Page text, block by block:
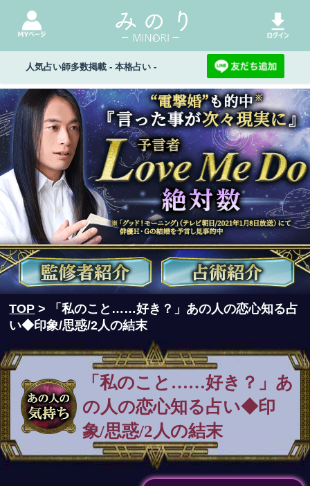
人気占い師多数掲載 - 本格占い -
TOP > 「私のこと……好き？」あの人の恋心知る占
い◆印象/思惑/2人の結末
「私のこと……好き？」あ
の人の恋心知る占い◆印
象/思惑/2人の結末